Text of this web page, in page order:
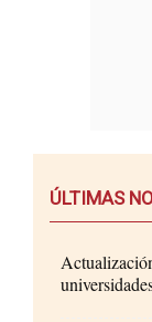
ÚLTIMAS